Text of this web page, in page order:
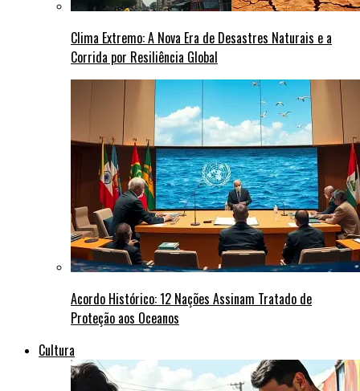
Clima Extremo: A Nova Era de Desastres Naturais e a
Corrida por Resiliência Global
Acordo Histórico: 12 Nações Assinam Tratado de
Proteção aos Oceanos
Cultura